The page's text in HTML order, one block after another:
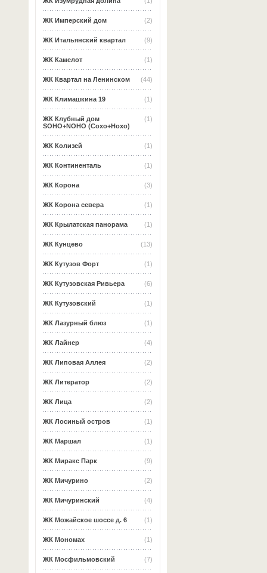
(2)
ЖК Имперский дом
(9)
ЖК Итальянский квартал
(1)
ЖК Камелот
(44)
ЖК Квартал на Ленинском
(1)
ЖК Климашкина 19
(1)
ЖК Клубный дом
SOHO+NOHO (Сохо+Нохо)
(1)
ЖК Колизей
(1)
ЖК Континенталь
(3)
ЖК Корона
(1)
ЖК Корона севера
(1)
ЖК Крылатская панорама
(13)
ЖК Кунцево
(1)
ЖК Кутузов Форт
(6)
ЖК Кутузовская Ривьера
(1)
ЖК Кутузовский
(1)
ЖК Лазурный блюз
(4)
ЖК Лайнер
(2)
ЖК Липовая Аллея
(2)
ЖК Литератор
(2)
ЖК Лица
(1)
ЖК Лосиный остров
(1)
ЖК Маршал
(9)
ЖК Миракс Парк
(2)
ЖК Мичурино
(4)
ЖК Мичуринский
(1)
ЖК Можайское шоссе д. 6
(1)
ЖК Мономах
(7)
ЖК Мосфильмовский